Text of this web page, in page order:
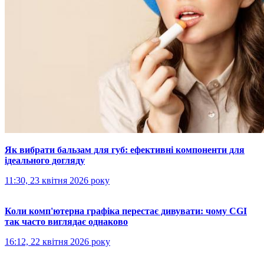
Як вибрати бальзам для губ: ефективні компоненти для
ідеального догляду
11:30, 23 квітня 2026 року
Коли комп'ютерна графіка перестає дивувати: чому CGI
так часто виглядає однаково
16:12, 22 квітня 2026 року